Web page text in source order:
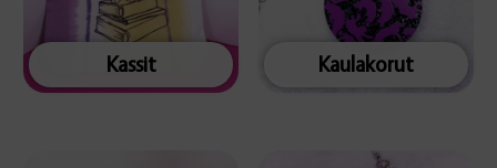
Kassit Kaulakorut